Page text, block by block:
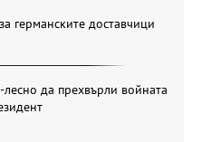
германските доставчици
да прехвърли войната